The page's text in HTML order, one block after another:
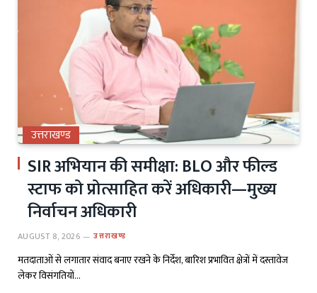
उत्तराखण्ड
SIR अभियान की समीक्षा: BLO और फील्ड
स्टाफ को प्रोत्साहित करें अधिकारी—मुख्य
निर्वाचन अधिकारी
AUGUST 8, 2026 उत्तराखण्ड
मतदाताओं से लगातार संवाद बनाए रखने के निर्देश, बारिश प्रभावित क्षेत्रों में दस्तावेज
लेकर विसंगतियों…